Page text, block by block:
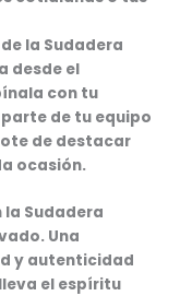
la Sudadera
desde el
con tu
de tu equipo
de destacar
ocasión.
la Sudadera
Una
y autenticidad
el espíritu